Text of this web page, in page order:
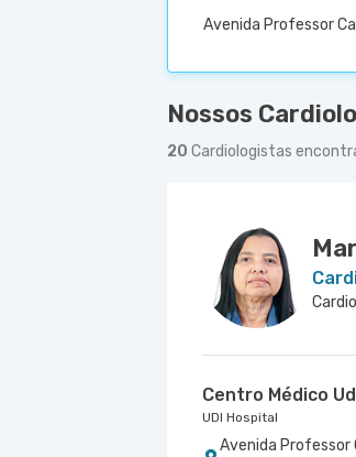
Avenida Professor
Nossos
20 Cardiologistas
Centro Médico
UDI Hospital
Avenida Professor